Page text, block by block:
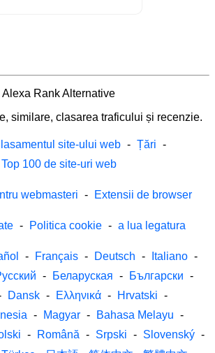
Alexa Rank Alternative
similare, clasarea traficului și recenzie.
site-ului web - Țări -
Top 100 de site-uri web
webmasteri - Extensii de browser
- Politica cookie - a lua legatura
- Français - Deutsch - Italiano -
- Беларуская - Български -
Dansk - Ελληνικά - Hrvatski -
- Magyar - Bahasa Melayu -
- Română - Srpski - Slovenský -